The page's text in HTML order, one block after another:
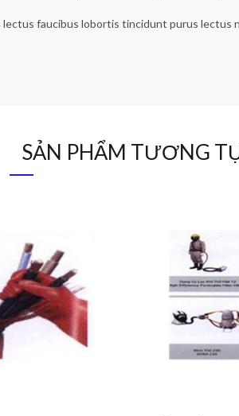
lectus faucibus lobortis tincidunt purus
SẢN PHẨM TƯƠNG